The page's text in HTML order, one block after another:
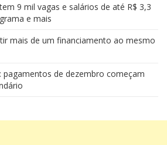
9 mil vagas e salários de até R$ 3,3
e mais
mais de um financiamento ao mesmo
pagamentos de dezembro começam